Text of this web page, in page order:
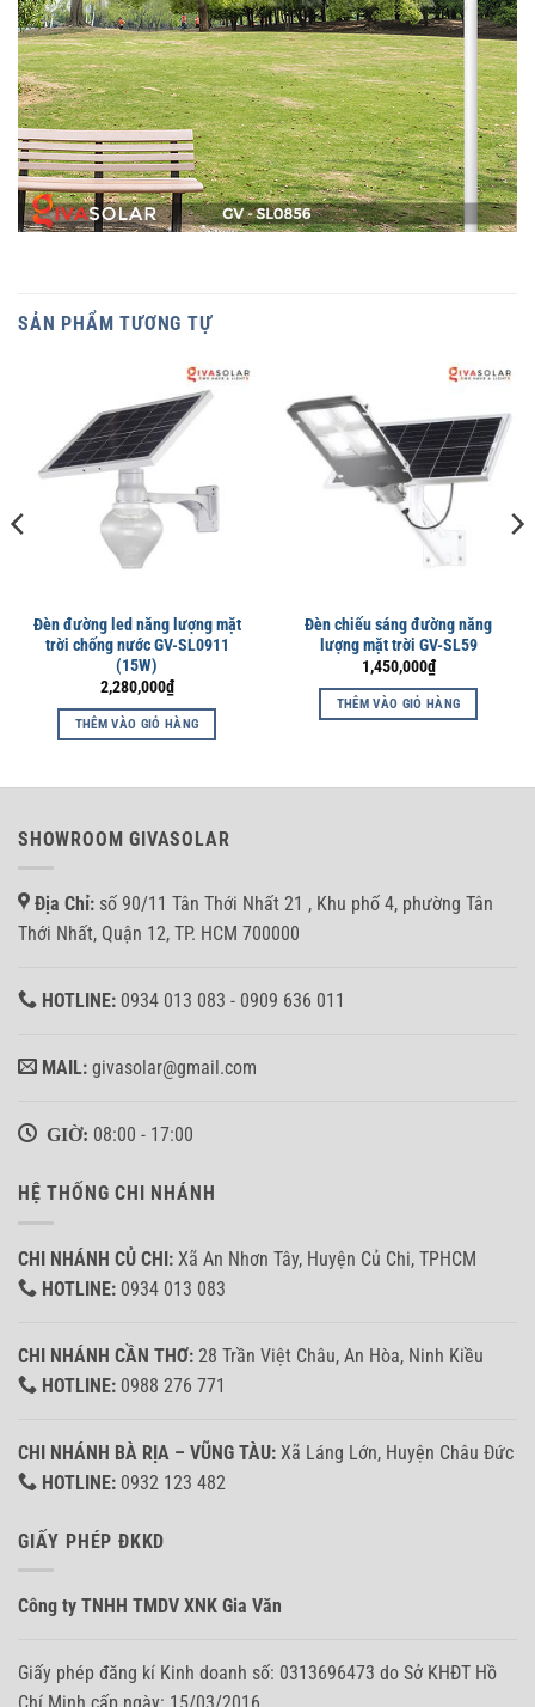
SẢN PHẨM TƯƠNG TỰ
Đèn đường led năng lượng mặt
trời chống nước GV-SL0911
(15W)
2,280,000₫
THÊM VÀO GIỎ HÀNG
Đèn chiếu sáng đường năng
lượng mặt trời GV-SL59
1,450,000₫
THÊM VÀO GIỎ HÀNG
SHOWROOM GIVASOLAR
Địa Chỉ: số 90/11 Tân Thới Nhất 21 , Khu phố 4, phường Tân
Thới Nhất, Quận 12, TP. HCM 700000
HOTLINE: 0934 013 083 - 0909 636 011
MAIL: givasolar@gmail.com
GIỜ: 08:00 - 17:00
HỆ THỐNG CHI NHÁNH
CHI NHÁNH CỦ CHI: Xã An Nhơn Tây, Huyện Củ Chi, TPHCM
HOTLINE: 0934 013 083
CHI NHÁNH CẦN THƠ: 28 Trần Việt Châu, An Hòa, Ninh Kiều
HOTLINE: 0988 276 771
CHI NHÁNH BÀ RỊA – VŨNG TÀU: Xã Láng Lớn, Huyện Châu Đức
HOTLINE: 0932 123 482
GIẤY PHÉP ĐKKD
Công ty TNHH TMDV XNK Gia Văn
Giấy phép đăng kí Kinh doanh số: 0313696473 do Sở KHĐT Hồ